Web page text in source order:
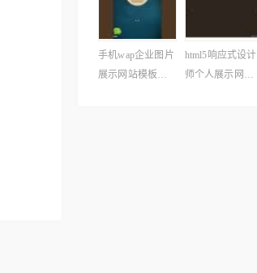
手机wap企业图片
展示网站模板下
html5响应式设计
师个人展示网站